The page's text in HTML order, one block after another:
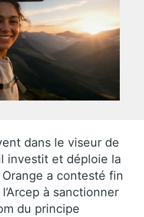
dans le viseur de
investit et déploie la
a contesté fin
à sanctionner
du principe